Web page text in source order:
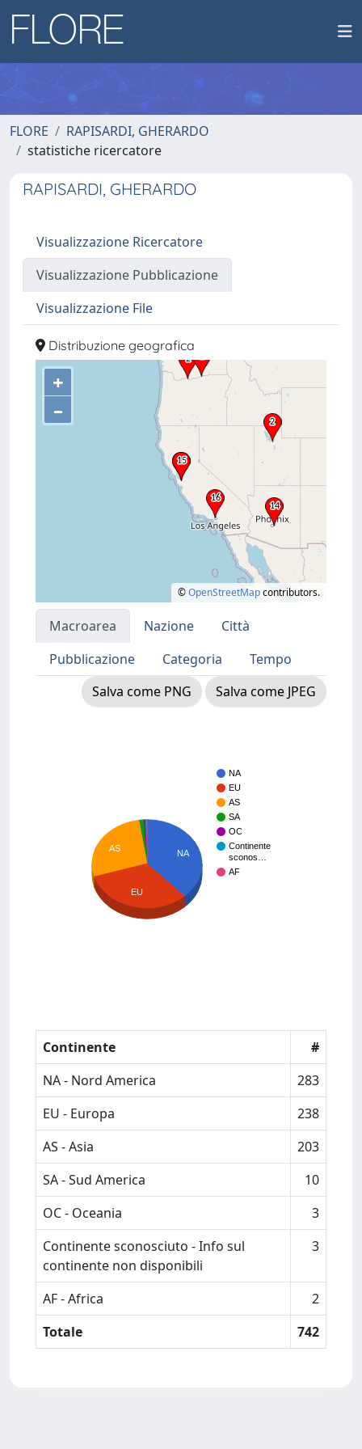
FLORE
RAPISARDI, GHERARDO
statistiche ricercatore
RAPISARDI, GHERARDO
Visualizzazione Ricercatore
Visualizzazione Pubblicazione
Visualizzazione File
Distribuzione geografica
+
–
©OpenStreetMapcontributors.
Macroarea Nazione
Città
Pubblicazione
Categoria
Tempo
Salva come PNG
Salva come JPEG
NA
EU
AS
SA
OC
Continente
sconos…
AF
NA
AS
EU
Continente
#
NA - Nord America
283
EU - Europa
238
AS - Asia
203
SA - Sud America
10
OC - Oceania
3
Continente sconosciuto - Info sul
continente non disponibili
3
AF - Africa
2
Totale
742